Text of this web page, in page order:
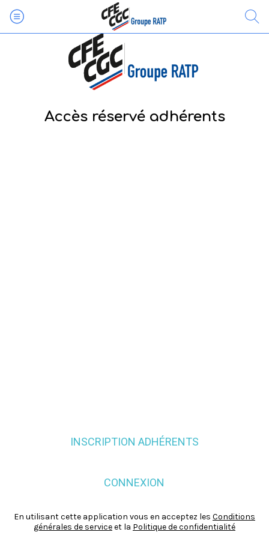
Accès réservé adhérents
INSCRIPTION ADHÉRENTS
CONNEXION
En utilisant cette application vous en acceptez les Conditions
générales de serviceet la Politique de confidentialité